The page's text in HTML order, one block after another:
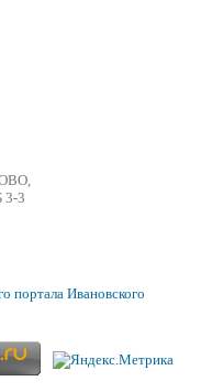
3
портала Ивановского